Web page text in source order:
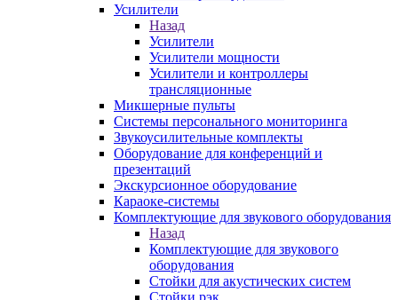
Усилители
Назад
Усилители
Усилители мощности
Усилители и контроллеры
трансляционные
Микшерные пульты
Системы персонального мониторинга
Звукоусилительные комплекты
Оборудование для конференций и
презентаций
Экскурсионное оборудование
Караоке-системы
Комплектующие для звукового оборудования
Назад
Комплектующие для звукового
оборудования
Стойки для акустических систем
Стойки рэк